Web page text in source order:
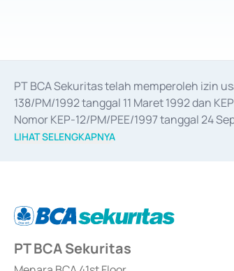
PT BCA Sekuritas telah memperoleh izin
138/PM/1992 tanggal 11 Maret 1992 dan
Nomor KEP-12/PM/PEE/1997 tanggal 24
merger, akuisisi, divestasi, dan
LIHAT SELENGKAPNYA
PT BCA Sekuritas